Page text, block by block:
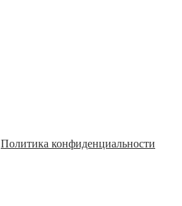
Политика конфиденциальности